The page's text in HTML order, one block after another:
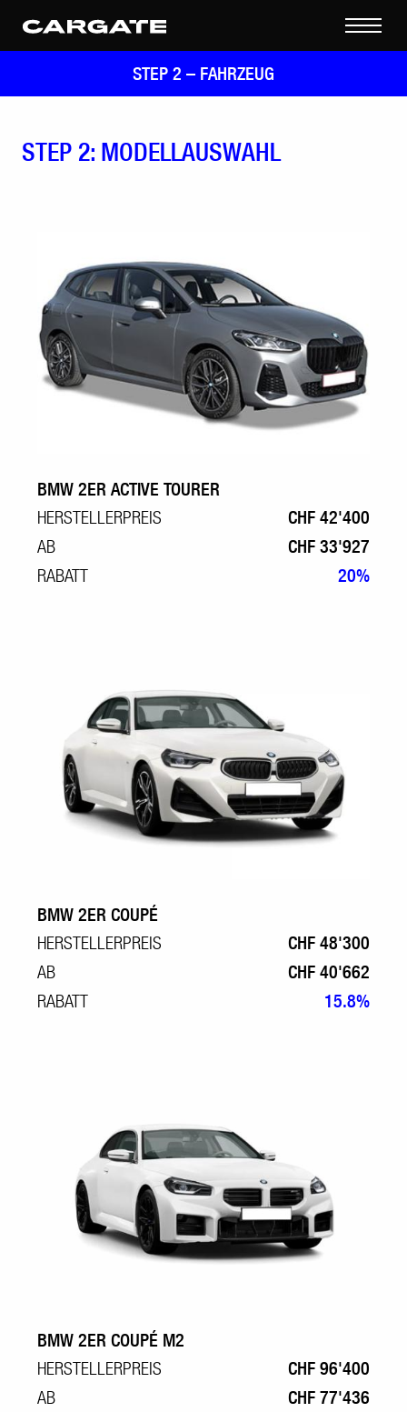
STEP 2 – FAHRZEUG
STEP 2: MODELLAUSWAHL
BMW 2ER ACTIVE TOURER
HERSTELLERPREIS
CHF 42'400
AB
CHF 33'927
RABATT
20%
BMW 2ER COUPÉ
HERSTELLERPREIS
CHF 48'300
AB
CHF 40'662
RABATT
15.8%
BMW 2ER COUPÉ M2
HERSTELLERPREIS
CHF 96'400
AB
CHF 77'436